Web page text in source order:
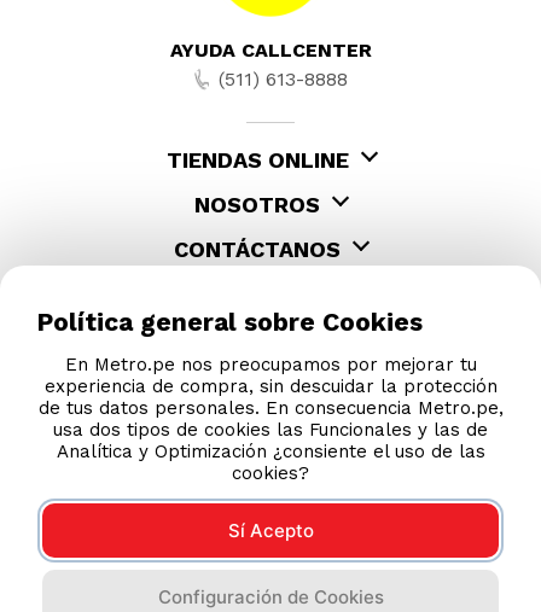
AYUDA CALLCENTER
(511) 613-8888
TIENDAS ONLINE
NOSOTROS
CONTÁCTANOS
COMPRAS 100% SEGURAS
Esta tienda usa Niubiz para realizar transacciones
Política general sobre Cookies
En Metro.pe nos preocupamos por mejorar tu
experiencia de compra, sin descuidar la protección
de tus datos personales. En consecuencia Metro.pe,
usa dos tipos de cookies las Funcionales y las de
Analítica y Optimización ¿consiente el uso de las
cookies?
Sí Acepto
Configuración de Cookies